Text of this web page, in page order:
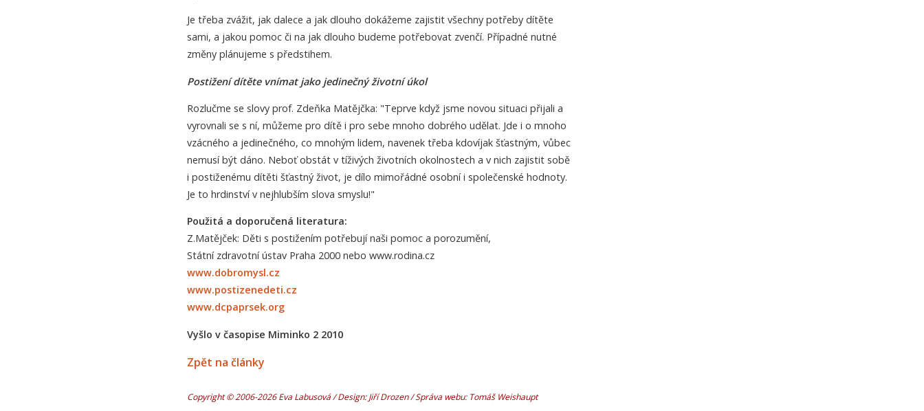
Je třeba zvážit, jak dalece a jak dlouho dokážeme zajistit všechny potřeby dítěte
sami, a jakou pomoc či na jak dlouho budeme potřebovat zvenčí. Případné nutné
změny plánujeme s předstihem.
Postižení dítěte vnímat jako jedinečný životní úkol
Rozlučme se slovy prof. Zdeňka Matějčka: "Teprve když jsme novou situaci přijali a
vyrovnali se s ní, můžeme pro dítě i pro sebe mnoho dobrého udělat. Jde i o mnoho
vzácného a jedinečného, co mnohým lidem, navenek třeba kdovíjak šťastným, vůbec
nemusí být dáno. Neboť obstát v tíživých životních okolnostech a v nich zajistit sobě
i postiženému dítěti šťastný život, je dílo mimořádné osobní i společenské hodnoty.
Je to hrdinství v nejhlubším slova smyslu!"
Použitá a doporučená literatura:
Z.Matějček: Děti s postižením potřebují naši pomoc a porozumění,
Státní zdravotní ústav Praha 2000 nebo www.rodina.cz
www.dobromysl.cz
www.postizenedeti.cz
www.dcpaprsek.org
Vyšlo v časopise Miminko 2 2010
Zpět na články
Copyright © 2006-2026 Eva Labusová / Design: Jiří Drozen / Správa webu: Tomáš Weishaupt